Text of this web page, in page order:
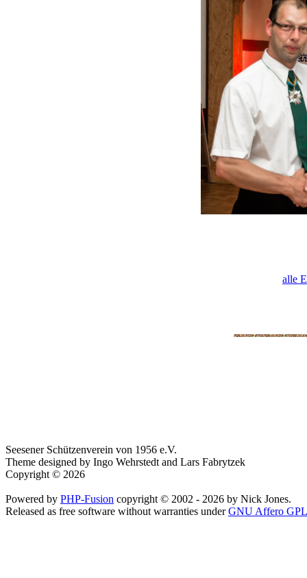
alle
Seesener Schützenverein von 1956 e.V.
Theme designed by Ingo Wehrstedt and Lars Fabrytzek
Copyright © 2026
Powered by PHP-Fusion copyright © 2002 - 2026 by Nick Jones.
Released as free software without warranties underGNU Affero GPL